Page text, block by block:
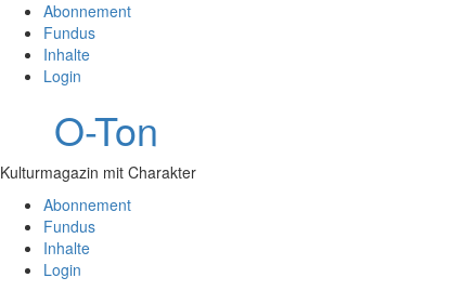
Abonnement
Fundus
Inhalte
Login
O-Ton
Kulturmagazin mit Charakter
Abonnement
Fundus
Inhalte
Login